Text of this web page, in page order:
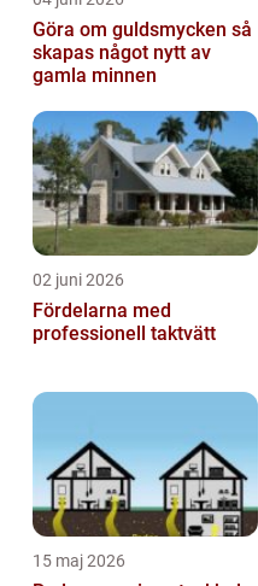
Göra om guldsmycken så
skapas något nytt av
gamla minnen
02 juni 2026
Fördelarna med
professionell taktvätt
15 maj 2026